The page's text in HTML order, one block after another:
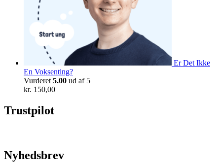
Er Det Ikke
En Voksenting?
Vurderet 5.00 ud af 5
kr. 150,00
Trustpilot
Nyhedsbrev